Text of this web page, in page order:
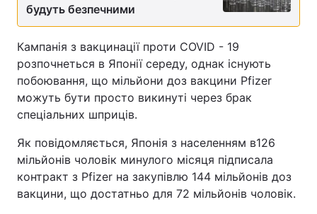
будуть безпечними
Кампанія з вакцинації проти COVID - 19
розпочнеться в Японії середу, однак існують
побоювання, що мільйони доз вакцини Pfizer
можуть бути просто викинуті через брак
спеціальних шприців.
Як повідомляється, Японія з населенням в126
мільйонів чоловік минулого місяця підписала
контракт з Pfizer на закупівлю 144 мільйонів доз
вакцини, що достатньо для 72 мільйонів чоловік.